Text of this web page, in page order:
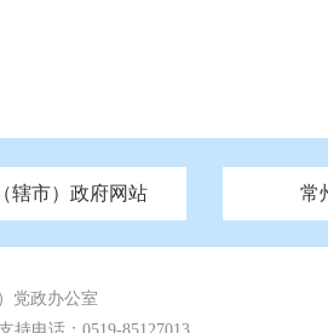
辽宁 吉林 黑龙江 上海 山
辖市）政府网站
市政府 常州市政府 徐州市政府
常
民族宗教事务局 市公安局 市民政
境局 市城管局
区人大 区政协 纪委监委 检察院
党政办公室